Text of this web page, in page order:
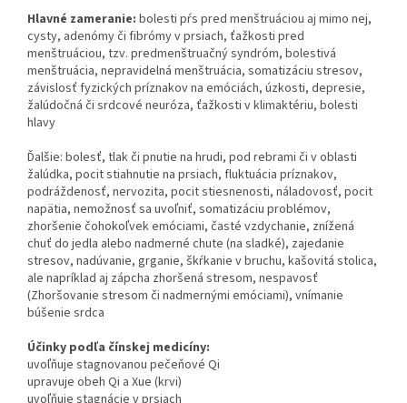
Hlavné zameranie: bolesti pŕs pred menštruáciou aj mimo nej,
cysty, adenómy či fibrómy v prsiach, ťažkosti pred
menštruáciou, tzv. predmenštruačný syndróm, bolestivá
menštruácia, nepravidelná menštruácia, somatizáciu stresov,
závislosť fyzických príznakov na emóciách, úzkosti, depresie,
žalúdočná či srdcové neuróza, ťažkosti v klimaktériu, bolesti
hlavy
Ďalšie: bolesť, tlak či pnutie na hrudi, pod rebrami či v oblasti
žalúdka, pocit stiahnutie na prsiach, fluktuácia príznakov,
podráždenosť, nervozita, pocit stiesnenosti, náladovosť, pocit
napätia, nemožnosť sa uvoľniť, somatizáciu problémov,
zhoršenie čohokoľvek emóciami, časté vzdychanie, znížená
chuť do jedla alebo nadmerné chute (na sladké), zajedanie
stresov, nadúvanie, grganie, škŕkanie v bruchu, kašovitá stolica,
ale napríklad aj zápcha zhoršená stresom, nespavosť
(Zhoršovanie stresom či nadmernými emóciami), vnímanie
búšenie srdca
Účinky podľa čínskej medicíny:
uvoľňuje stagnovanou pečeňové Qi
upravuje obeh Qi a Xue (krvi)
uvoľňuje stagnácie v prsiach